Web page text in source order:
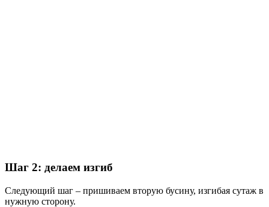
Шаг 2: делаем изгиб
Следующий шаг – пришиваем вторую бусину, изгибая сутаж в
нужную сторону.